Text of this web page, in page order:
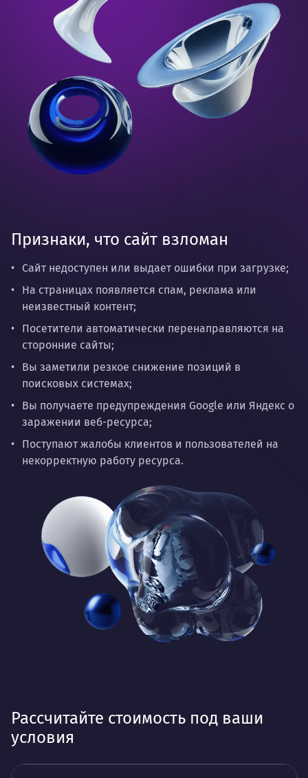
Признаки, что сайт взломан
Сайт недоступен или выдает ошибки при загрузке;
На страницах появляется спам, реклама или
неизвестный контент;
Посетители автоматически перенаправляются на
сторонние сайты;
Вы заметили резкое снижение позиций в
поисковых системах;
Вы получаете предупреждения Google или Яндекс о
заражении веб-ресурса;
Поступают жалобы клиентов и пользователей на
некорректную работу ресурса.
Рассчитайте стоимость под ваши
условия